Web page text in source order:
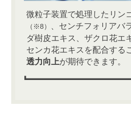
微粒子装置で処理したリン
（※8） 、センチフォリアバ
ダ樹皮エキス、ザクロ花エ
センカ花エキスを配合する
透力向上が期待できます。